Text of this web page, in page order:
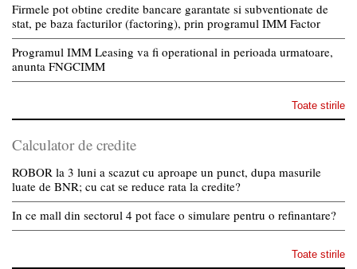
Firmele pot obtine credite bancare garantate si subventionate de
stat, pe baza facturilor (factoring), prin programul IMM Factor
Programul IMM Leasing va fi operational in perioada urmatoare,
anunta FNGCIMM
Toate stirile
Calculator de credite
ROBOR la 3 luni a scazut cu aproape un punct, dupa masurile
luate de BNR; cu cat se reduce rata la credite?
In ce mall din sectorul 4 pot face o simulare pentru o refinantare?
Toate stirile